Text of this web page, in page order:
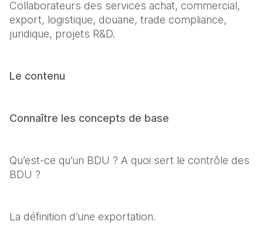
Collaborateurs des services achat, commercial,
export, logistique, douane, trade compliance,
juridique, projets R&D.
Le contenu
Connaître les concepts de base
Qu’est-ce qu’un BDU ? A quoi sert le contrôle des
BDU ?
La définition d’une exportation.